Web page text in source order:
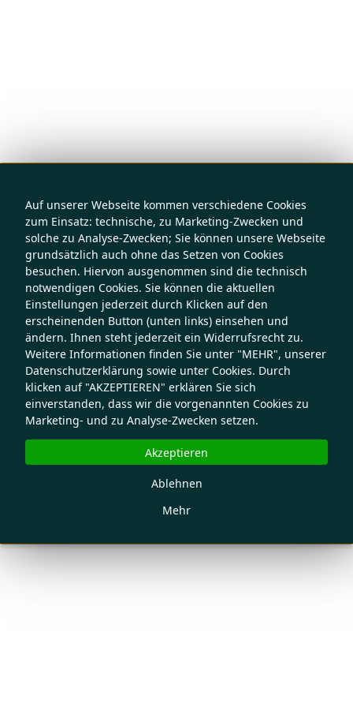
Auf unserer Webseite kommen verschiedene Cookies
zum Einsatz: technische, zu Marketing-Zwecken und
solche zu Analyse-Zwecken; Sie können unsere Webseite
grundsätzlich auch ohne das Setzen von Cookies
besuchen. Hiervon ausgenommen sind die technisch
notwendigen Cookies. Sie können die aktuellen
Einstellungen jederzeit durch Klicken auf den
erscheinenden Button (unten links) einsehen und
ändern. Ihnen steht jederzeit ein Widerrufsrecht zu.
Weitere Informationen finden Sie unter "MEHR", unserer
Datenschutzerklärung sowie unter Cookies. Durch
klicken auf "AKZEPTIEREN" erklären Sie sich
einverstanden, dass wir die vorgenannten Cookies zu
Marketing- und zu Analyse-Zwecken setzen.
Mehr
Ablehnen
Akzeptieren